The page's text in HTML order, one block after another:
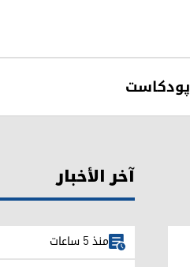
پودکاست
آخر الأخبار
منذ 5 ساعات